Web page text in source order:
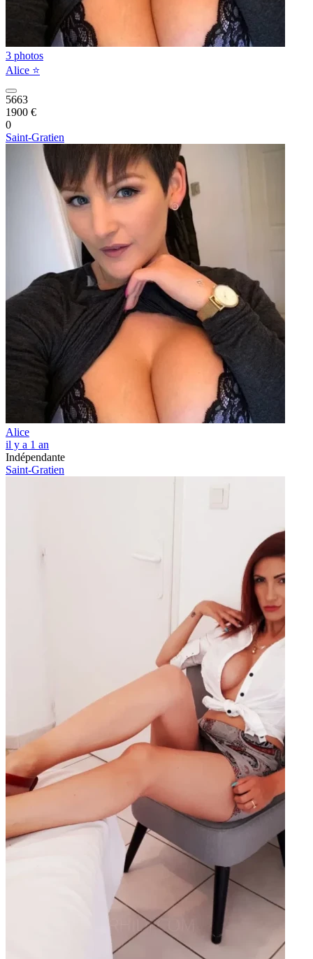
3 photos
Alice ⭐️
5663
1900 €
0
Saint-Gratien
Alice
il y a 1 an
Indépendante
Saint-Gratien